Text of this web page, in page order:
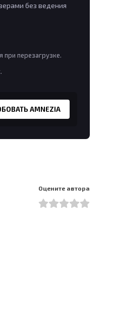
без ведения
при перезагрузке.
AMNEZIA
Оцените автора